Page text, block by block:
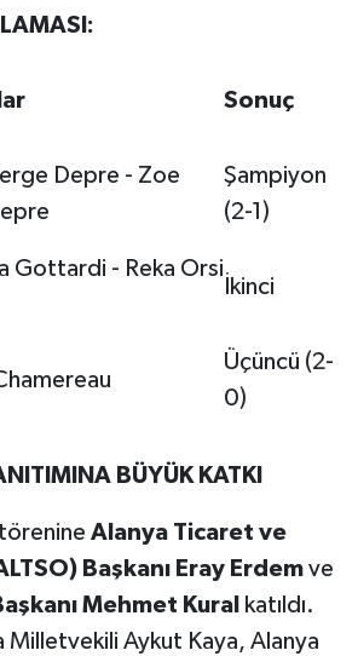
Sonuç
Depre - Zoe
Şampiyon
(2-1)
Gottardi - Reka Orsi
İkinci
Üçüncü (2-
0)
BÜYÜK KATKI
Alanya Ticaret ve
Başkanı Eray Erdemve
Mehmet Kural katıldı.
Aykut Kaya, Alanya